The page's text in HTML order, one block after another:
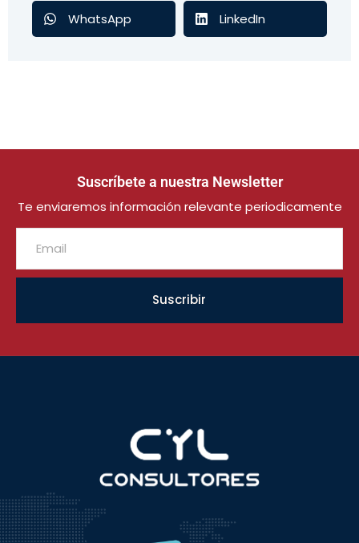
WhatsApp LinkedIn
Suscríbete a nuestra Newsletter
Te enviaremos información relevante periodicamente
Suscribir